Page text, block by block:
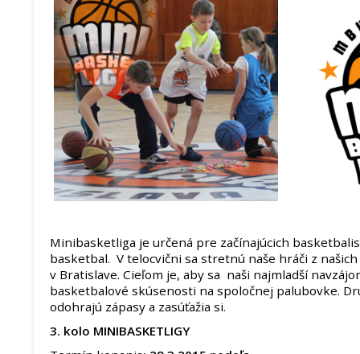
Minibasketliga je určená pre začínajúcich
basketbal. V telocvični sa stretnú naše hráči z
v Bratislave. Cieľom je, aby sa naši najmladší
basketbalové skúsenosti na spoločnej palubovke.
odohrajú zápasy a zasúťažia si.
3. kolo MINIBASKETLIGY